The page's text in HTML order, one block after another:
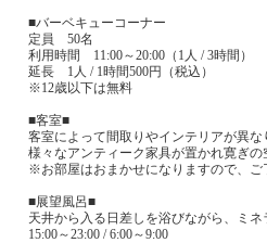
■バーベキューコーナー
定員 50名
利用時間 11:00～20:00（1人 / 3時間）
延長 1人 / 1時間500円（税込）
※12歳以下は無料
■客室■
客室によって間取りやインテリアが異な
様々なアンティーク家具が置かれ寛ぎの
※お部屋はおまかせになりますので、ご
■展望風呂■
天井から入る日差しを浴びながら、ミ
15:00～23:00 / 6:00～9:00